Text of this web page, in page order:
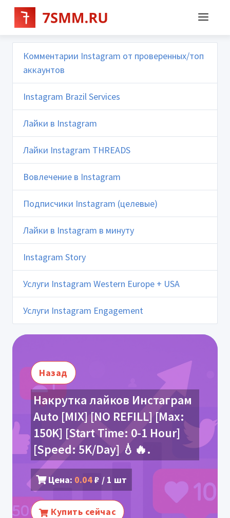
Комментарии Instagram от проверенных/топ
аккаунтов
Instagram Brazil Services
Лайки в Instagram
Лайки Instagram THREADS
Вовлечение в Instagram
Подписчики Instagram (целевые)
Лайки в Instagram в минуту
Instagram Story
Услуги Instagram Western Europe + USA
Услуги Instagram Engagement
Назад
Накрутка лайков Инстаграм
Auto [MIX] [NO REFILL] [Max:
150K] [Start Time: 0-1 Hour]
[Speed: 5K/Day] 💧🔥.
Цена: 0.04₽ / 1 шт
Купить сейчас